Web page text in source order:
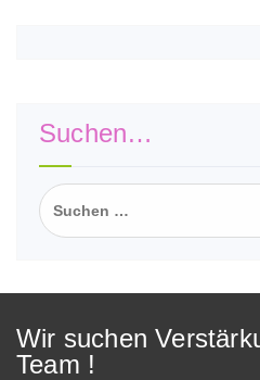
Suchen…
Suchen
nach:
Wir suchen
Team !